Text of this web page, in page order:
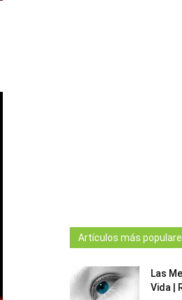
Artículos más
Las
Vida |